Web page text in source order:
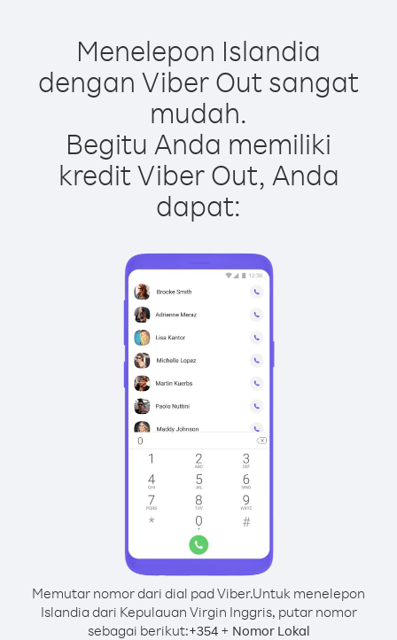
Menelepon Islandia
dengan Viber Out sangat
mudah.
Begitu Anda memiliki
kredit Viber Out, Anda
dapat:
Memutar nomor dari dial pad Viber.Untuk menelepon
Islandia dari Kepulauan Virgin Inggris, putar nomor
sebagai berikut:+354+ Nomor Lokal